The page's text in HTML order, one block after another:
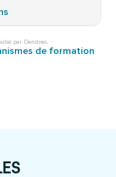
par Dendreo,
de formation